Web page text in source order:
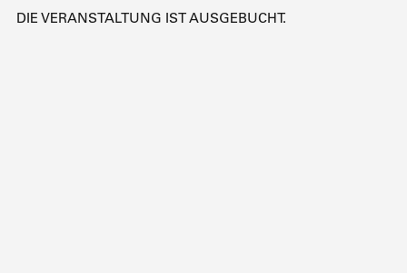
DIE VERANSTALTUNG IST AUSGEBUCHT.